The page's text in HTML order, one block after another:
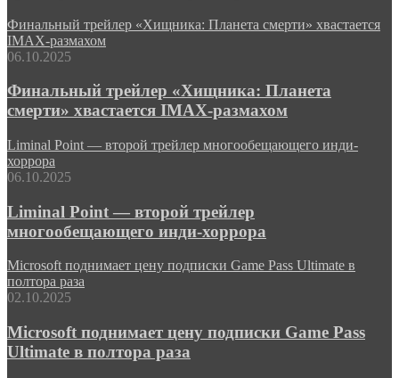
Финальный трейлер «Хищника: Планета смерти» хвастается
IMAX-размахом
06.10.2025
Финальный трейлер «Хищника: Планета
смерти» хвастается IMAX-размахом
Liminal Point — второй трейлер многообещающего инди-
хоррора
06.10.2025
Liminal Point — второй трейлер
многообещающего инди-хоррора
Microsoft поднимает цену подписки Game Pass Ultimate в
полтора раза
02.10.2025
Microsoft поднимает цену подписки Game Pass
Ultimate в полтора раза